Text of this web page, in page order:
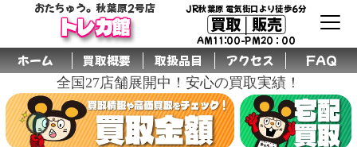
おたちゅう。秋葉原2号店
トレカ館
JR秋葉原 電気街口より徒歩6分
買取│販売
AM11:00-PM20：00
ホーム 買取概要 取扱品目 アクセス FAQ
全国27店舗展開中！安心の買取実績！